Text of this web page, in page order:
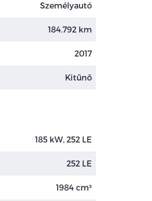
Személyautó
184.792 km
2017
Kitűnő
185 kW, 252 LE
252 LE
1984 cm³